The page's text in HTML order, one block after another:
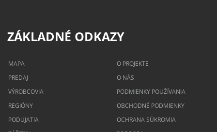
ZÁKLADNÉ ODKAZY
MAPA
PREDAJ
VÝROBCOVIA
REGIÓNY
PODUJATIA
O PROJEKTE
O NÁS
PODMIENKY POUŽÍVANIA
OBCHODNÉ PODMIENKY
OCHRANA SÚKROMIA